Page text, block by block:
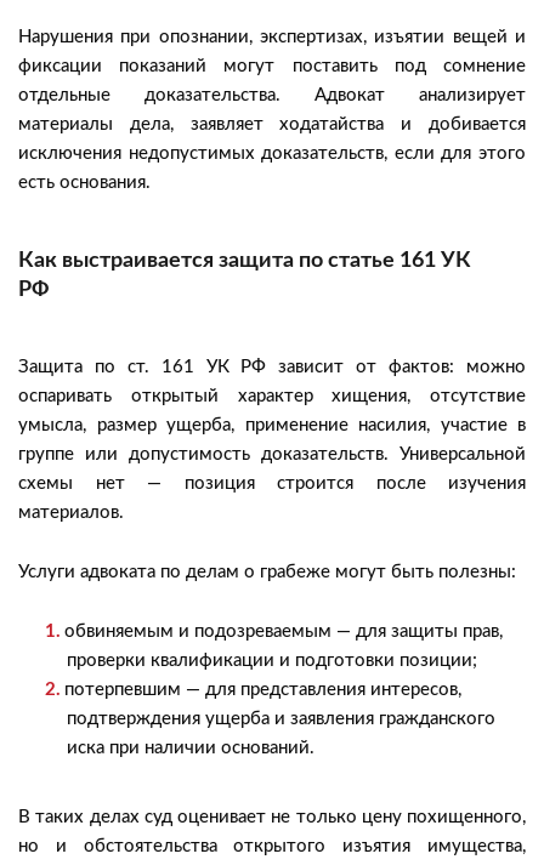
Нарушения при опознании, экспертизах, изъятии вещей и
фиксации показаний могут поставить под сомнение
отдельные доказательства. Адвокат анализирует
материалы дела, заявляет ходатайства и добивается
исключения недопустимых доказательств, если для этого
есть основания.
Как выстраивается защита по статье 161 УК
РФ
Защита по ст. 161 УК РФ зависит от фактов: можно
оспаривать открытый характер хищения, отсутствие
умысла, размер ущерба, применение насилия, участие в
группе или допустимость доказательств. Универсальной
схемы нет — позиция строится после изучения
материалов.
Услуги адвоката по делам о грабеже могут быть полезны:
обвиняемым и подозреваемым — для защиты прав,
проверки квалификации и подготовки позиции;
потерпевшим — для представления интересов,
подтверждения ущерба и заявления гражданского
иска при наличии оснований.
В таких делах суд оценивает не только цену похищенного,
но и обстоятельства открытого изъятия имущества,